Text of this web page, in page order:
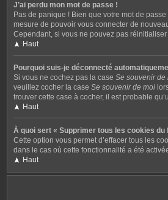
J’ai perdu mon mot de passe !
Pas de panique ! Bien que votre mot de
mesure de pouvoir vous connecter de
Cependant, si vous ne pouvez pas
Haut
Pourquoi suis-je déconnecté
Si vous ne cochez pas la case Se souvenir de
veuillez cocher la case Se souvenir de moi
trouver cette case à cocher, il est probable
Haut
À quoi sert « Supprimer tous les cookies du
Cette option vous permet d’effacer tous les
dans le cas où cette fonctionnalité a été
Haut